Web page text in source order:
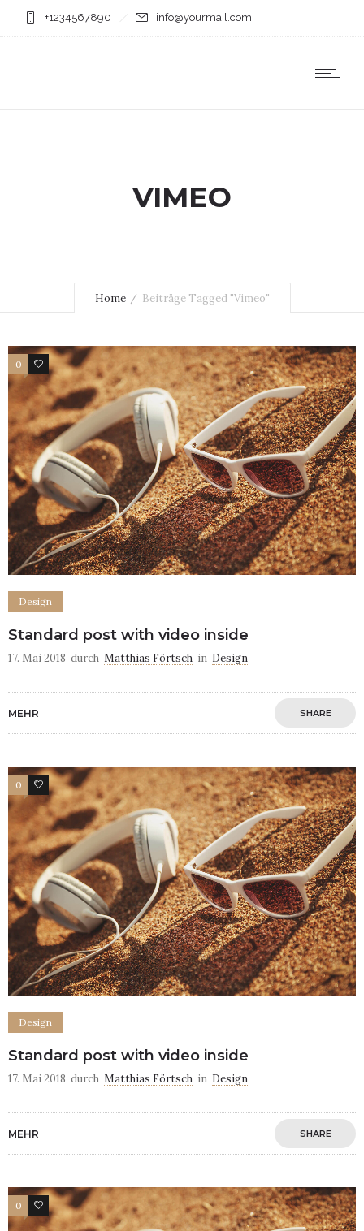
+1234567890 info@yourmail.com
VIMEO
Home Beiträge Tagged "Vimeo"
0 4
Design
Standard post with video inside
17. Mai 2018 durch Matthias Förtsch in Design
MEHR SHARE
0 4
Design
Standard post with video inside
17. Mai 2018 durch Matthias Förtsch in Design
MEHR SHARE
0 4